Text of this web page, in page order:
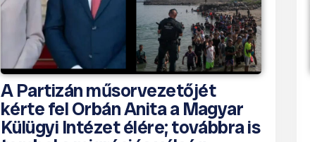
A Partizán műsorvezetőjét
kérte fel Orbán Anita a Magyar
Külügyi Intézet élére; továbbra is